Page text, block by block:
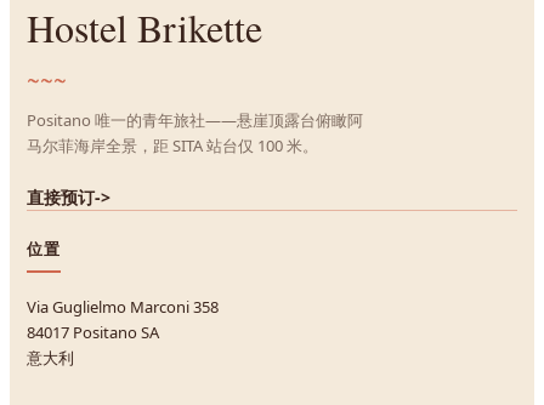
Hostel Brikette
~~~
Positano 唯一的青年旅社——悬崖顶露台俯瞰阿
马尔菲海岸全景，距 SITA 站台仅 100 米。
直接预订->
位置
Via Guglielmo Marconi 358
84017 Positano SA
意大利